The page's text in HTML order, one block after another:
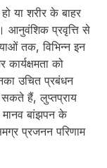
या शरीर के बाहर
आनुवंशिक प्रवृत्ति से
तक, विभिन्न इन
को
उचित प्रबंधन
हैं, लुप्तप्राय
बांझपन के
प्रजनन परिणाम